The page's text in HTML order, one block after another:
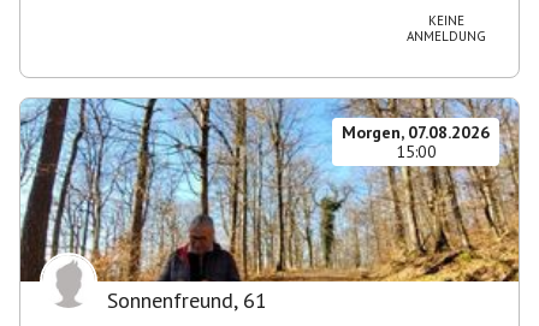
KEINE
ANMELDUNG
Morgen, 07.08.2026
15:00
Sonnenfreund, 61